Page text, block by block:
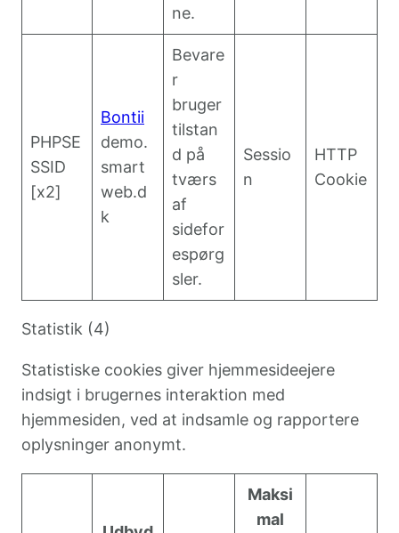
ne.
PHPSE
SSID
[x2]
Bontii
demo.
smart
web.d
k
Bevare
r
bruger
tilstan
d på
tværs
af
sidefor
espørg
sler.
Sessio
n
HTTP
Cookie
Statistik (4)
Statistiske cookies giver hjemmesideejere
indsigt i brugernes interaktion med
hjemmesiden, ved at indsamle og rapportere
oplysninger anonymt.
Maksi
mal